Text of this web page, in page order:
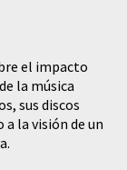
el impacto
la música
sus discos
la visión de un